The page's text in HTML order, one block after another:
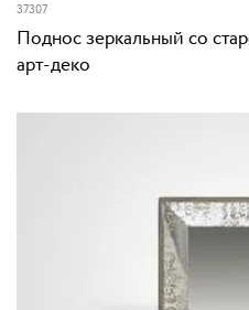
37307
Поднос зеркальный со
арт-деко